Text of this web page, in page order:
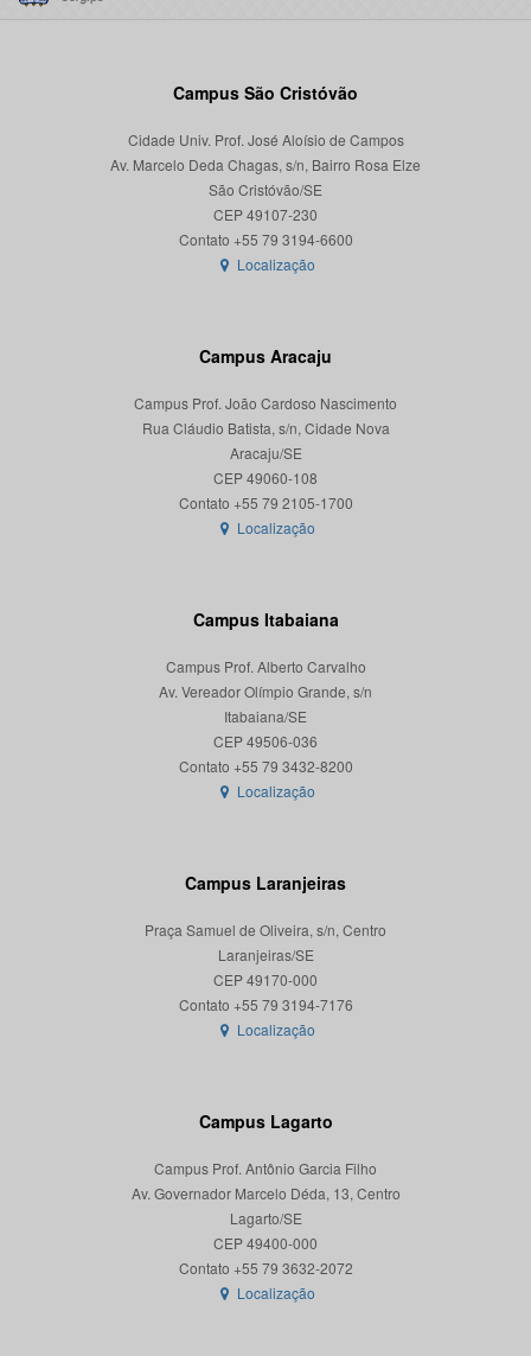
Campus São Cristóvão
Cidade Univ. Prof. José Aloísio de Campos
Av. Marcelo Deda Chagas, s/n, Bairro Rosa Elze
São Cristóvão/SE
CEP 49107-230
Localização
Campus Aracaju
Campus Prof. João Cardoso Nascimento
Rua Cláudio Batista, s/n, Cidade Nova
Aracaju/SE
CEP 49060-108
Localização
Campus Itabaiana
Campus Prof. Alberto Carvalho
Av. Vereador Olímpio Grande, s/n
Itabaiana/SE
CEP 49506-036
Localização
Campus Laranjeiras
Praça Samuel de Oliveira, s/n, Centro
Laranjeiras/SE
CEP 49170-000
Localização
Campus Lagarto
Campus Prof. Antônio Garcia Filho
Av. Governador Marcelo Déda, 13, Centro
Lagarto/SE
CEP 49400-000
Localização